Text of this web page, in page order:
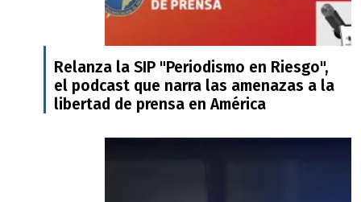
Relanza la SIP "Periodismo en Riesgo",
el podcast que narra las amenazas a la
libertad de prensa en América